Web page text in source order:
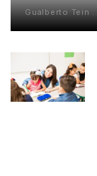
Gualberto Tein